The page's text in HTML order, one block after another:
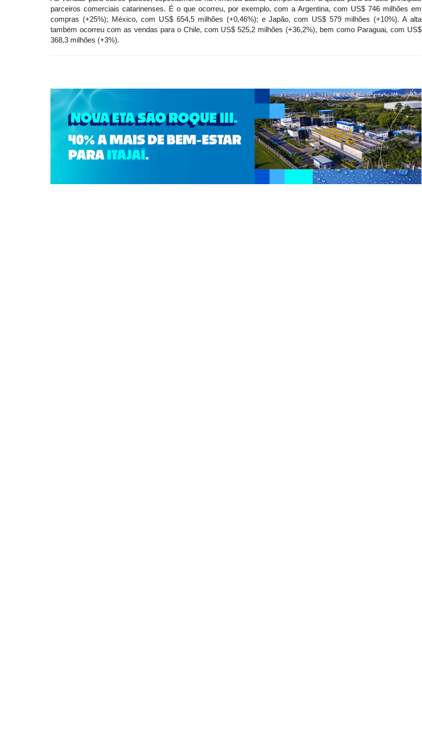
parceiros comerciais catarinenses. É o que ocorreu, por exemplo, com a Argentina, com US$ 746 milhões em
compras (+25%); México, com US$ 654,5 milhões (+0,46%); e Japão, com US$ 579 milhões (+10%). A alta
também ocorreu com as vendas para o Chile, com US$ 525,2 milhões (+36,2%), bem como Paraguai, com US$
368,3 milhões (+3%).